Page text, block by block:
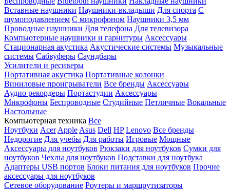
Вставные наушники Наушники-вкладыши Для спорта С
шумоподавлением С микрофоном Наушники 3,5 мм
Проводные наушники Для телефона Для телевизора
Компьютерные наушники и гарнитуры Аксессуары
Стационарная акустика Акустические системы Музыкальные
системы Сабвуферы Саундбары
Усилители и ресиверы
Портативная акустика Портативные колонки
Виниловые проигрыватели Все бренды Аксессуары
Аудио рекордеры Портастудии Аксессуары
Микрофоны Беспроводные Студийные Петличные Вокальные
Настольные
Компьютерная техника Все
Ноутбуки Acer Apple Asus Dell HP Lenovo Все бренды
Недорогие Для учебы Для работы Игровые Мощные
Аксессуары для ноутбуков Рюкзаки для ноутбуков Сумки для
ноутбуков Чехлы для ноутбуков Подставки для ноутбука
Адаптеры USB портов Блоки питания для ноутбуков Прочие
аксессуары для ноутбуков
Сетевое оборудование Роутеры и маршрутизаторы